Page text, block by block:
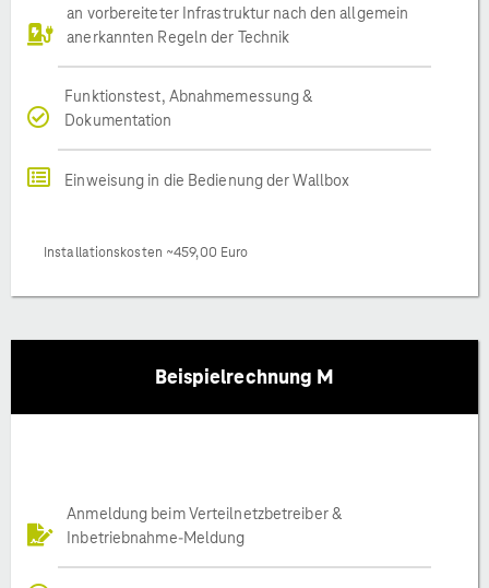
an vorbereiteter Infrastruktur nach den allgemein
anerkannten Regeln der Technik
Funktionstest, Abnahmemessung &
Dokumentation
Einweisung in die Bedienung der Wallbox
Installationskosten ~459,00 Euro
Beispielrechnung M
Anmeldung beim Verteilnetzbetreiber &
Inbetriebnahme-Meldung